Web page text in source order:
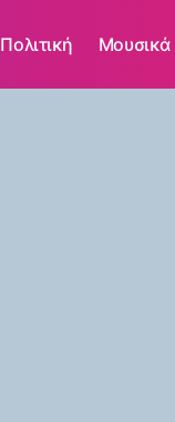
Πολιτική